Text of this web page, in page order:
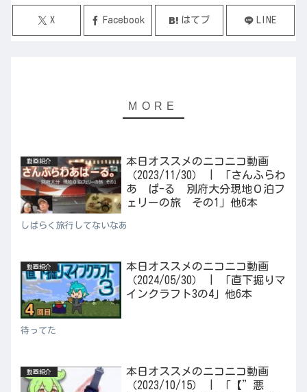
X Facebook はてブ LINE
動画紹介
本日オススメのニコニコ動画
（2023/11/30） | 「さんふらわ
あ ぱ-る 別府大分現地０泊フ
ェリーの旅 その1」他6本
しばらく旅行してないなあ
動画紹介
本日オススメのニコニコ動画
（2024/05/30） | 「直下掘りマ
インクラフト3の4」他6本
待ってた
動画紹介
本日オススメのニコニコ動画
（2023/10/15） | 「【”悪